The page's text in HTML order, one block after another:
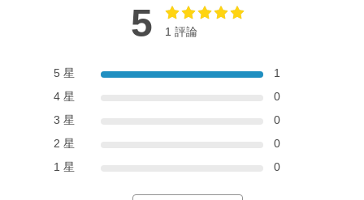
5 1 評論
5 星
1
4 星
0
3 星
0
2 星
0
1 星
0